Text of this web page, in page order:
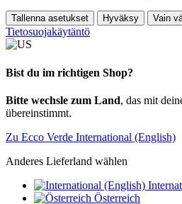
Tallenna asetukset Hyväksy Vain
Tietosuojakäytäntö
Bist du im richtigen Shop?
Bitte wechsle zum Land, das mit
übereinstimmt.
Zu Ecco Verde International (English)
Anderes Lieferland wählen
Österreich